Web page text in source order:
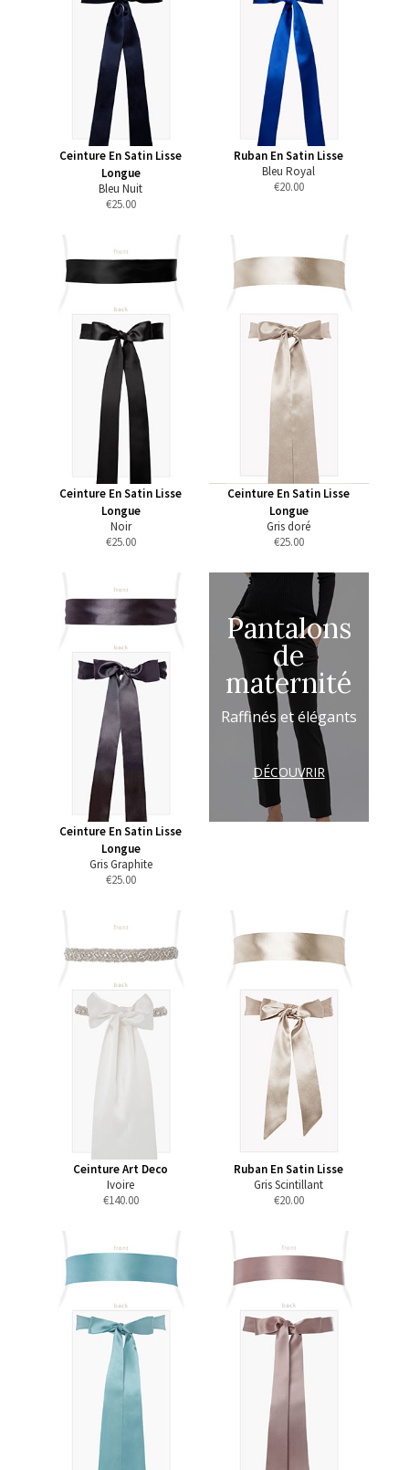
Ceinture En Satin Lisse
Longue
Bleu Nuit
€25.00
Ruban En Satin Lisse
Bleu Royal
€20.00
Ceinture En Satin Lisse
Longue
Noir
€25.00
Ceinture En Satin Lisse
Longue
Gris doré
€25.00
Ceinture En Satin Lisse
Longue
Gris Graphite
€25.00
Pantalons
de
maternité
Raffinés et élégants
DÉCOUVRIR
Ceinture Art Deco
Ivoire
€140.00
Ruban En Satin Lisse
Gris Scintillant
€20.00